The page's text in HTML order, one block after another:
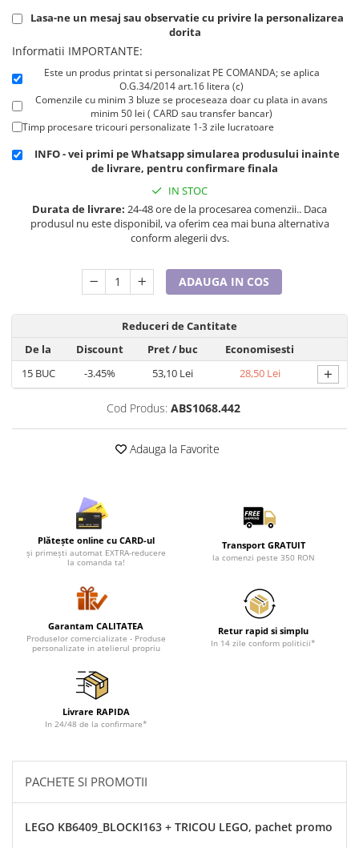
Cadouri pentru CUPLU El & Ea
Cadouri GRAVIDE
Cadouri pentru sportivi
Cadouri Pensionare
Cadouri Colegi, sefi sau angajati
Cadouri pentru Doctori
Cadouri pentru Sfânta Maria
Lasa-ne un mesaj sau observatie cu privire la personalizarea
dorita
Informatii IMPORTANTE:
Este un produs printat si personalizat PE COMANDA; se aplica
O.G.34/2014 art.16 litera (c)
Comenzile cu minim 3 bluze se proceseaza doar cu plata in avans
minim 50 lei ( CARD sau transfer bancar)
Timp procesare tricouri personalizate 1-3 zile lucratoare
INFO - vei primi pe Whatsapp simularea produsului inainte
de livrare, pentru confirmare finala
IN STOC
Durata de livrare: 24-48 ore de la procesarea comenzii.. Daca
produsul nu este disponibil, va oferim cea mai buna alternativa
conform alegerii dvs.
ADAUGA IN COS
Reduceri de Cantitate
De la
Discount Pret/ buc
Economisesti
15BUC -3.45% 53,10 Lei 28,50 Lei +
Cod Produs: ABS1068.442
Adauga la Favorite
Plătește online cu CARD-ul
și primești automat EXTRA-reducere
la comanda ta!
Transport GRATUIT
la comenzi peste 350 RON
Garantam CALITATEA
Produselor comercializate - Produse
personalizate in atelierul propriu
Retur rapid si simplu
In 14 zile conform politicii*
Livrare RAPIDA
In 24/48 de la confirmare*
PACHETE SI PROMOTII
LEGO KB6409_BLOCKI163 + TRICOU LEGO, pachet promo